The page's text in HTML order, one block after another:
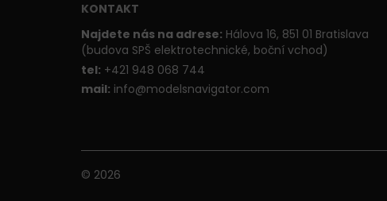
KONTAKT
Najdete nás na adrese: Hálova 16, 851 01 Bratislava
(budova SPŠ elektrotechnické, boční vchod)
tel: +421 948 068 744
mail: info@modelsnavigator.com
© 2026